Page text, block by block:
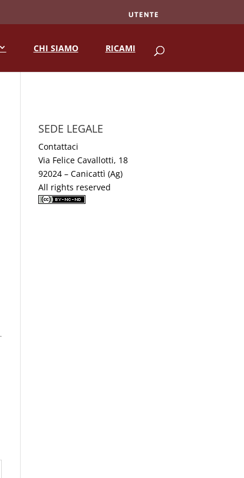
UTENTE
CHI SIAMO RICAMI
SEDE LEGALE
Contattaci
Via Felice Cavallotti, 18
92024 – Canicattì (Ag)
All rights reserved